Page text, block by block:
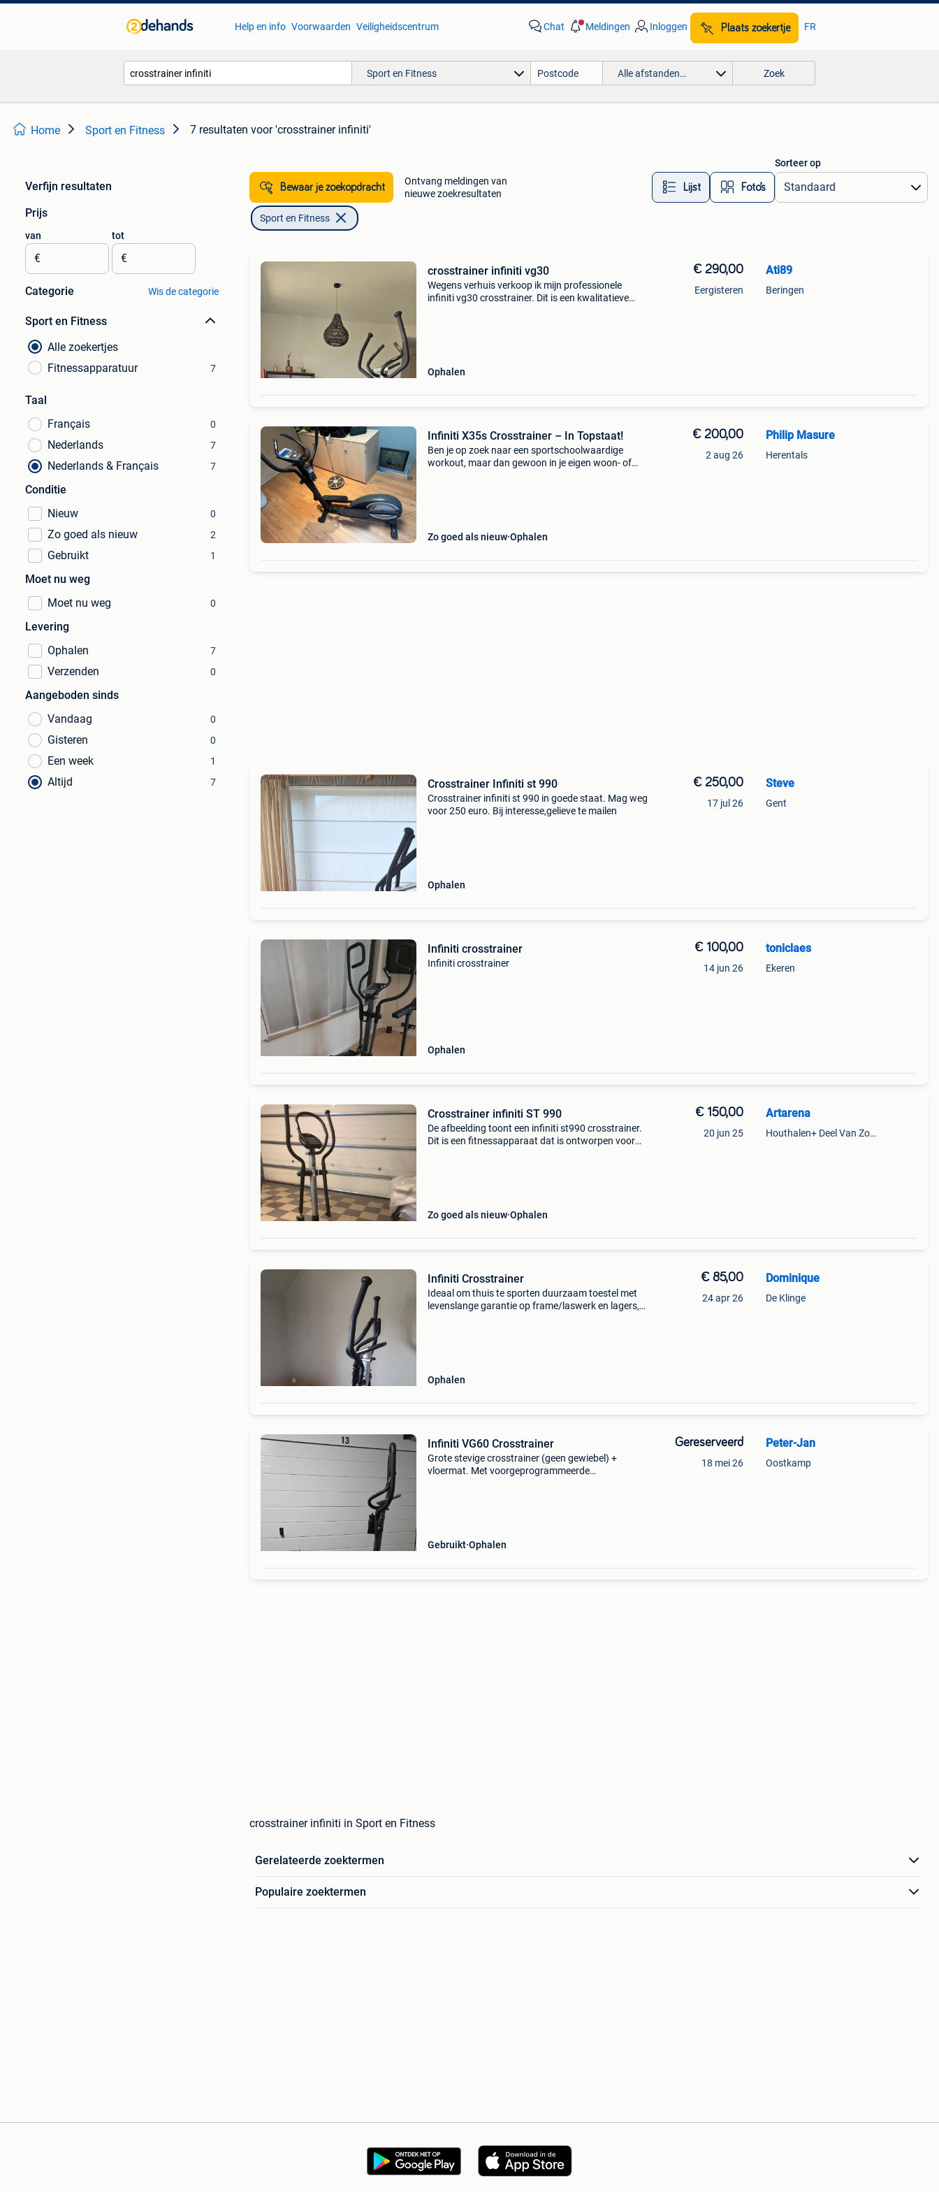
Help en info Voorwaarden Veiligheidscentrum Chat Meldingen Inloggen Plaats zoekertje FR
Sport en Fitness Alle afstanden… Zoek
Home Sport en Fitness 7 resultaten voor 'crosstrainer infiniti'
Verfijn resultaten
Prijs
van
€
tot
€
Categorie Wis de categorie
Sport en Fitness
Alle zoekertjes
Fitnessapparatuur
7
Taal
Français
0
Nederlands 7
Nederlands & Français 7
Conditie
Nieuw
0
Zo goed als nieuw 2
Gebruikt 1
Moet nu weg
Moet nu weg
0
Levering
Ophalen
7
Verzenden 0
Aangeboden sinds
Vandaag
0
Gisteren 0
Een week 1
Altijd 7
Bewaar je zoekopdracht
Ontvang meldingen van
nieuwe zoekresultaten
Lijst Foto’s
Sorteer op
Sport en Fitness
crosstrainer infiniti vg30
Wegens verhuis verkoop ik mijn professionele
infiniti vg30 crosstrainer. Dit is een kwalitatieve
Ophalen
€ 290,00
Eergisteren
Ati89
Beringen
Infiniti X35s Crosstrainer – In Topstaat!
Ben je op zoek naar een sportschoolwaardige
workout, maar dan gewoon in je eigen woon- of
Zo goed als nieuw Ophalen
€ 200,00
2 aug 26
Philip Masure
Herentals
Crosstrainer Infiniti st 990
Crosstrainer infiniti st 990 in goede staat. Mag weg
voor 250 euro. Bij interesse,gelieve te mailen
Ophalen
€ 250,00
17 jul 26
Steve
Gent
Infiniti crosstrainer
Infiniti crosstrainer
Ophalen
€ 100,00
14 jun 26
toniclaes
Ekeren
Crosstrainer infiniti ST 990
De afbeelding toont een infiniti st990 crosstrainer.
Dit is een fitnessapparaat dat is ontworpen voor
Zo goed als nieuw Ophalen
€ 150,00
20 jun 25
Artarena
Houthalen+ Deel Van Zonhoven En Zolder
Infiniti Crosstrainer
Ideaal om thuis te sporten duurzaam toestel met
levenslange garantie op frame/laswerk en lagers,
Ophalen
€ 85,00
24 apr 26
Dominique
De Klinge
Infiniti VG60 Crosstrainer
Grote stevige crosstrainer (geen gewiebel) +
vloermat. Met voorgeprogrammeerde
Gebruikt Ophalen
Gereserveerd
18 mei 26
Peter-Jan
Oostkamp
crosstrainer infiniti in Sport en Fitness
Gerelateerde zoektermen
Populaire zoektermen